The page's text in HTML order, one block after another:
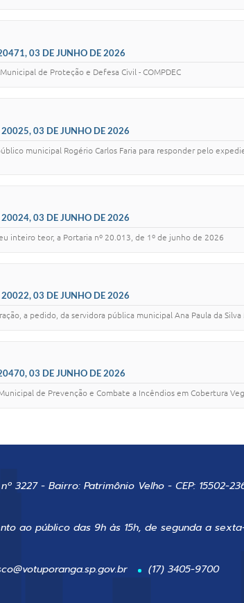
03 DE JUNHO DE 2026
de Proteção e Defesa Civil - COMPDEC
20025, 03 DE JUNHO DE 2026
municipal Rogério Carlos Faria para responder pelo
20024, 03 DE JUNHO DE 2026
inteiro teor, a Portaria nº 20.013, de 1º de junho de 2026
20022, 03 DE JUNHO DE 2026
a pedido, da servidora pública municipal Ana Paula da
03 DE JUNHO DE 2026
de Prevenção e Combate a Incêndios em Cobertura
3227 - Bairro: Patrimônio Velho - CEP: 15502-
ao público das 9h às 15h, de segunda a
(17) 3405-9700